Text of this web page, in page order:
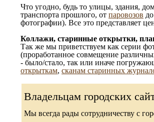
Что угодно, будь то улицы, здания,
транспорта прошлого, от паровозов
фотографии). Все это представляет
Коллажи, старинные открытки,
Так же мы приветствуем как серии
(проработанное совмещение
- было/стало, так или иначе
открыткам, сканам старинных
Владельцам городских
Мы всегда рады сотрудничеству с